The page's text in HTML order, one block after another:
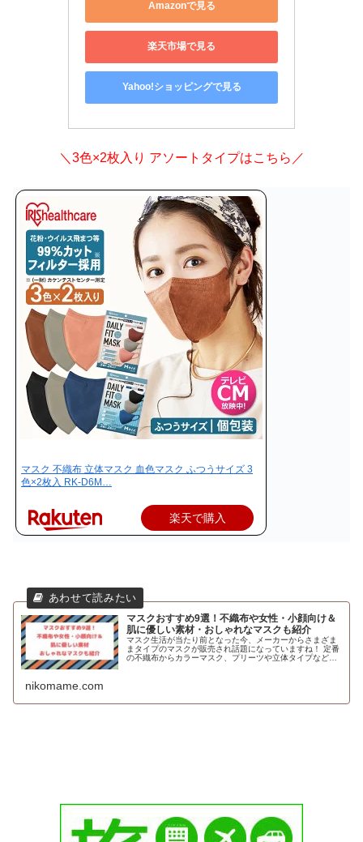
Amazonで見る
楽天市場で見る
Yahoo!ショッピングで見る
＼3色×2枚入り アソートタイプはこちら／
マスク 不織布 立体マスク 血色マスク ふつうサイズ 3
色×2枚入 RK-D6M…
楽天で購入
マスクおすすめ9選！不織布や女性・小顔向け＆
肌に優しい素材・おしゃれなマスクも紹介
マスク生活が当たり前となった今、メーカーからさまざま
まタイプのマスクが販売され話題になっていますね！ 定番
の不織布からカラーマスク、プリーツや立体タイプなど幅
nikomame.com